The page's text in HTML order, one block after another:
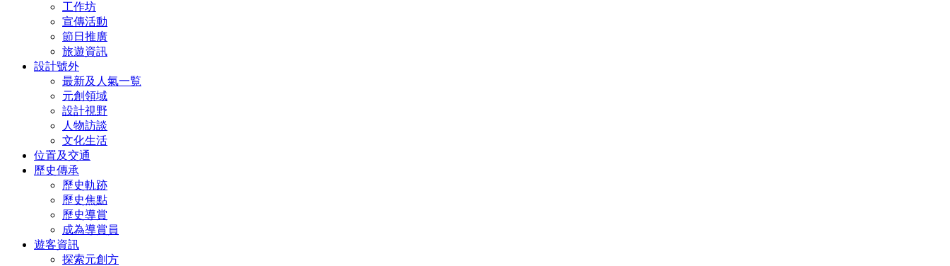
工作坊
宣傳活動
節日推廣
旅遊資訊
設計號外
最新及人氣一覧
元創領域
設計視野
人物訪談
文化生活
位置及交通
歷史傳承
歷史軌跡
歷史焦點
歷史導賞
成為導賞員
遊客資訊
探索元創方